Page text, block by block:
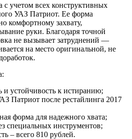
с учетом всех конструктивных
УАЗ Патриот. Ее форма
комфортному захвату,
руки. Благодаря точной
не вызывает затруднений —
на место оригинальной, не
и устойчивость к истиранию;
Патриот после рестайлинга 2017
форма для надежного хвата;
специальных инструментов;
– всего 810 рублей.